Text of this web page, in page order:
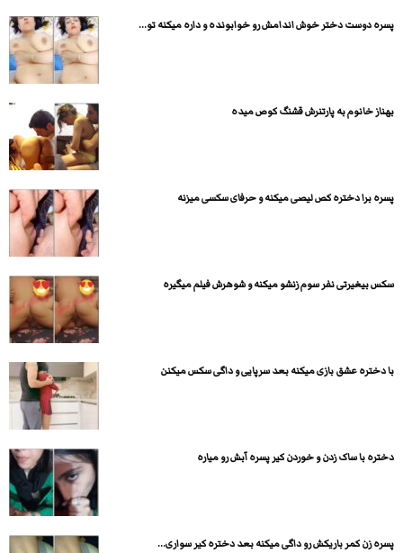
پسره دوست دختر خوش اندامش رو خوابونده و داره میکنه تو...
بهناز خانوم به پارتنرش قشنگ کوص میده
پسره برا دختره کص لیصی میکنه و حرفای سکسی میزنه
سکس بیغیرتی نفر سوم زنشو میکنه و شوهرش فیلم میگیره
با دختره عشق بازی میکنه بعد سرپایی و داگی سکس میکنن
دختره با ساک زدن و خوردن کیر پسره آبش رو میاره
پسره زن کمر باریکش رو داگی میکنه بعد دختره کیر سواری...